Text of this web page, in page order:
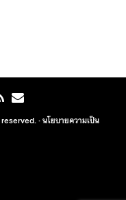
·นโยบายความเป็น